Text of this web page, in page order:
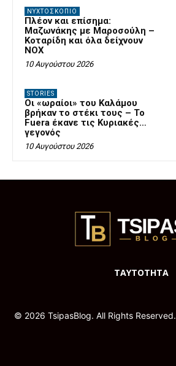
ΝΥΧΤΟΣΚΟΠΙΟ
Πλέον και επίσημα:
Μαζωνάκης με Μαροσούλη –
Κοταρίδη και όλα δείχνουν
NOX
10 Αυγούστου 2026
STORIES
Οι «ωραίοι» του Καλάμου
βρήκαν το στέκι τους – Το
Fuera έκανε τις Κυριακές…
γεγονός
10 Αυγούστου 2026
ΤΑΥΤΟΤΗΤΑ
© 2026 TsipasBlog. All Rights Reserved.